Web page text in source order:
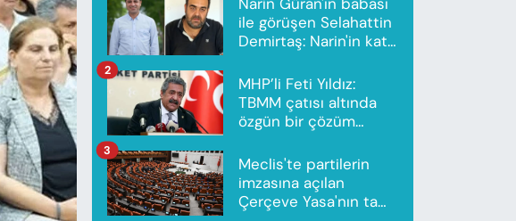
ile görüşen Selahattin
Demirtaş: Narin'in katili
MHP’li Feti Yıldız:
TBMM çatısı altında
özgün bir çözüm
2
Meclis'te partilerin
imzasına açılan
Çerçeve Yasa'nın tam
3